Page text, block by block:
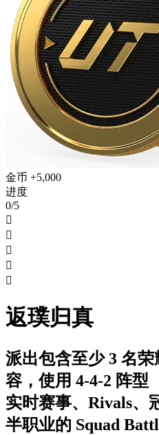
金币 +5,000
进度
0/5





返璞归真
派出包含至少 3 名
容，使用 4-4-2 阵型
实时赛事、Rivals、
半职业的 Squad